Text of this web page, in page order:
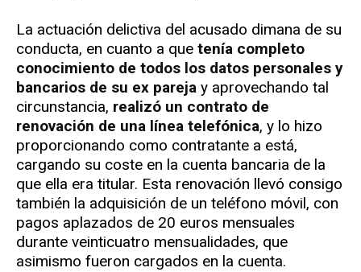
La actuación delictiva del acusado dimana de su
conducta, en cuanto a que tenía completo
conocimiento de todos los datos personales y
bancarios de su ex pareja y aprovechando tal
circunstancia, realizó un contrato de
renovación de una línea telefónica, y lo hizo
proporcionando como contratante a está,
cargando su coste en la cuenta bancaria de la
que ella era titular. Esta renovación llevó consigo
también la adquisición de un teléfono móvil, con
pagos aplazados de 20 euros mensuales
durante veinticuatro mensualidades, que
asimismo fueron cargados en la cuenta.